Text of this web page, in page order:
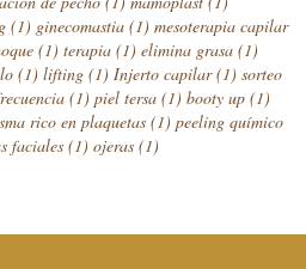
(1) ginecomastia (1) mesoterapia capilar
(1) terapia (1) elimina grasa (1)
(1) lifting (1) Injerto capilar(1) sorteo
(1) piel tersa (1) booty up (1)
rico en plaquetas (1) peeling químico
faciales (1) ojeras (1)